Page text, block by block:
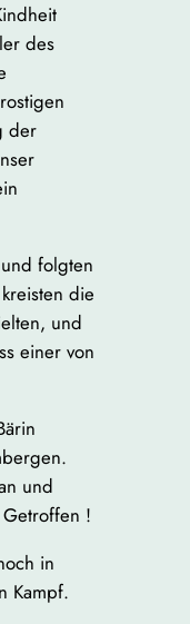
des
der
folgten
die
und
einer von
und
!
in
Kampf.